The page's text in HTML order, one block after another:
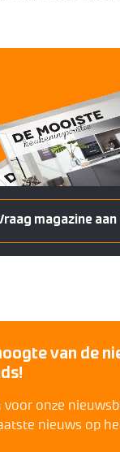
magazine aan
van de
voor onze
nieuws op